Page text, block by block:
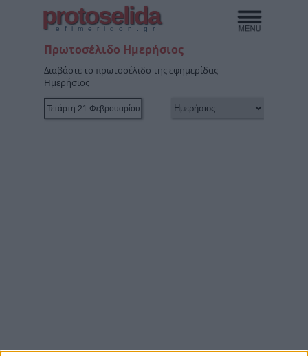
protoselida
efimeridon.gr
Πρωτοσέλιδο Ημερήσιος
Διαβάστε το πρωτοσέλιδο της εφημερίδας
Ημερήσιος